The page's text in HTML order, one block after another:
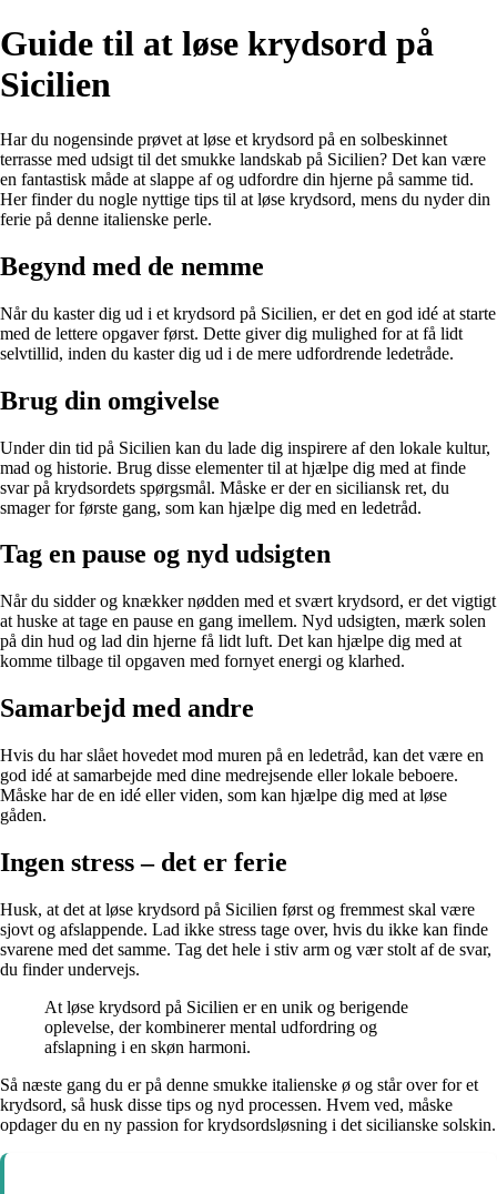
Guide til at løse krydsord på
Sicilien
Har du nogensinde prøvet at løse et krydsord på en solbeskinnet
terrasse med udsigt til det smukke landskab på Sicilien? Det kan være
en fantastisk måde at slappe af og udfordre din hjerne på samme tid.
Her finder du nogle nyttige tips til at løse krydsord, mens du nyder din
ferie på denne italienske perle.
Begynd med de nemme
Når du kaster dig ud i et krydsord på Sicilien, er det en god idé at starte
med de lettere opgaver først. Dette giver dig mulighed for at få lidt
selvtillid, inden du kaster dig ud i de mere udfordrende ledetråde.
Brug din omgivelse
Under din tid på Sicilien kan du lade dig inspirere af den lokale kultur,
mad og historie. Brug disse elementer til at hjælpe dig med at finde
svar på krydsordets spørgsmål. Måske er der en siciliansk ret, du
smager for første gang, som kan hjælpe dig med en ledetråd.
Tag en pause og nyd udsigten
Når du sidder og knækker nødden med et svært krydsord, er det vigtigt
at huske at tage en pause en gang imellem. Nyd udsigten, mærk solen
på din hud og lad din hjerne få lidt luft. Det kan hjælpe dig med at
komme tilbage til opgaven med fornyet energi og klarhed.
Samarbejd med andre
Hvis du har slået hovedet mod muren på en ledetråd, kan det være en
god idé at samarbejde med dine medrejsende eller lokale beboere.
Måske har de en idé eller viden, som kan hjælpe dig med at løse
gåden.
Ingen stress – det er ferie
Husk, at det at løse krydsord på Sicilien først og fremmest skal være
sjovt og afslappende. Lad ikke stress tage over, hvis du ikke kan finde
svarene med det samme. Tag det hele i stiv arm og vær stolt af de svar,
du finder undervejs.
At løse krydsord på Sicilien er en unik og berigende
oplevelse, der kombinerer mental udfordring og
afslapning i en skøn harmoni.
Så næste gang du er på denne smukke italienske ø og står over for et
krydsord, så husk disse tips og nyd processen. Hvem ved, måske
opdager du en ny passion for krydsordsløsning i det sicilianske solskin.